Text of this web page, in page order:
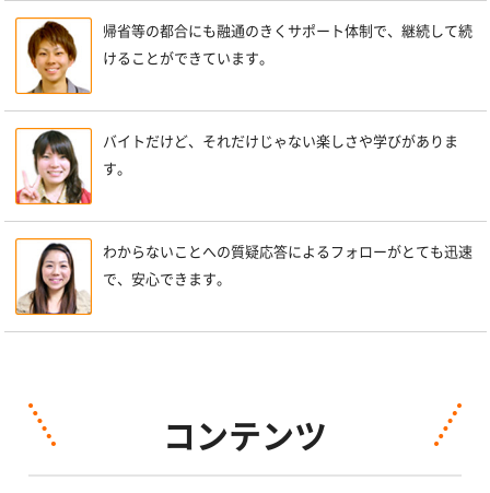
帰省等の都合にも融通のきくサポート体制で、継続して続
けることができています。
バイトだけど、それだけじゃない楽しさや学びがありま
す。
わからないことへの質疑応答によるフォローがとても迅速
で、安心できます。
コンテンツ